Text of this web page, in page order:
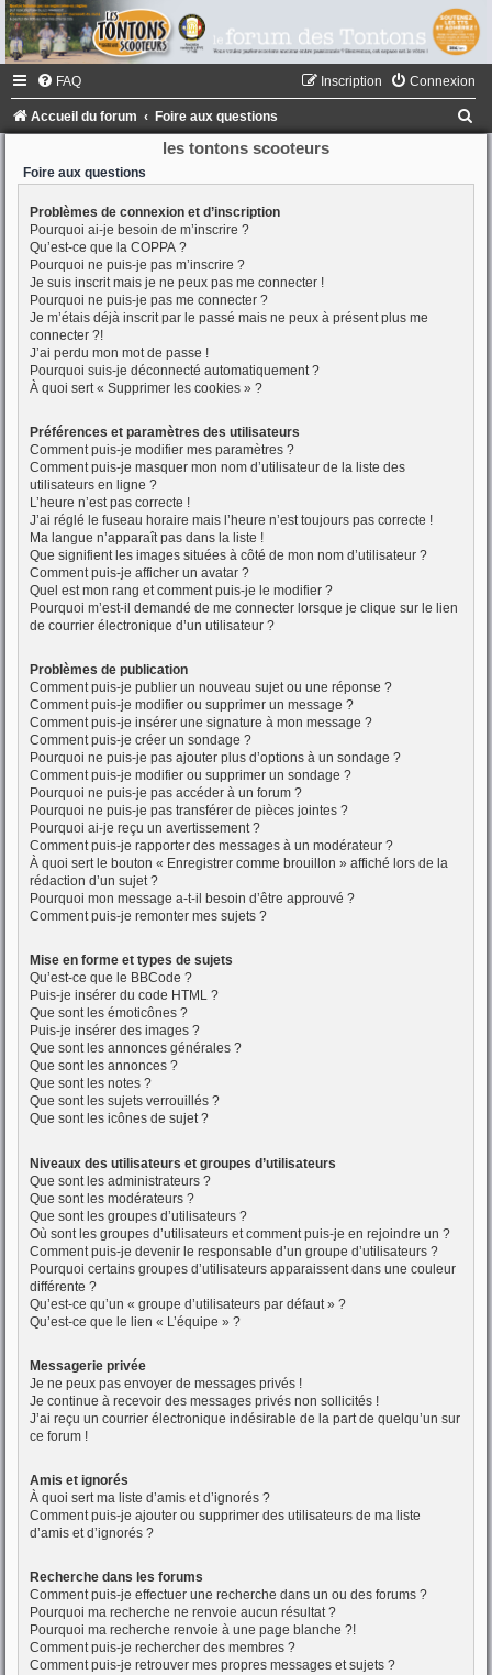
FAQ Connexion
Inscription
Accueil du forum Foire aux questions
les tontons scooteurs
Foire aux questions
Problèmes de connexion et d’inscription
Pourquoi ai-je besoin de m’inscrire ?
Qu’est-ce que la COPPA ?
Pourquoi ne puis-je pas m’inscrire ?
Je suis inscrit mais je ne peux pas me connecter !
Pourquoi ne puis-je pas me connecter ?
Je m’étais déjà inscrit par le passé mais ne peux à présent plus me
connecter ?!
J’ai perdu mon mot de passe !
Pourquoi suis-je déconnecté automatiquement ?
À quoi sert « Supprimer les cookies » ?
Préférences et paramètres des utilisateurs
Comment puis-je modifier mes paramètres ?
Comment puis-je masquer mon nom d’utilisateur de la liste des
utilisateurs en ligne ?
L’heure n’est pas correcte !
J’ai réglé le fuseau horaire mais l’heure n’est toujours pas correcte !
Ma langue n’apparaît pas dans la liste !
Que signifient les images situées à côté de mon nom d’utilisateur ?
Comment puis-je afficher un avatar ?
Quel est mon rang et comment puis-je le modifier ?
Pourquoi m’est-il demandé de me connecter lorsque je clique sur le lien
de courrier électronique d’un utilisateur ?
Problèmes de publication
Comment puis-je publier un nouveau sujet ou une réponse ?
Comment puis-je modifier ou supprimer un message ?
Comment puis-je insérer une signature à mon message ?
Comment puis-je créer un sondage ?
Pourquoi ne puis-je pas ajouter plus d’options à un sondage ?
Comment puis-je modifier ou supprimer un sondage ?
Pourquoi ne puis-je pas accéder à un forum ?
Pourquoi ne puis-je pas transférer de pièces jointes ?
Pourquoi ai-je reçu un avertissement ?
Comment puis-je rapporter des messages à un modérateur ?
À quoi sert le bouton « Enregistrer comme brouillon » affiché lors de la
rédaction d’un sujet ?
Pourquoi mon message a-t-il besoin d’être approuvé ?
Comment puis-je remonter mes sujets ?
Mise en forme et types de sujets
Qu’est-ce que le BBCode ?
Puis-je insérer du code HTML ?
Que sont les émoticônes ?
Puis-je insérer des images ?
Que sont les annonces générales ?
Que sont les annonces ?
Que sont les notes ?
Que sont les sujets verrouillés ?
Que sont les icônes de sujet ?
Niveaux des utilisateurs et groupes d’utilisateurs
Que sont les administrateurs ?
Que sont les modérateurs ?
Que sont les groupes d’utilisateurs ?
Où sont les groupes d’utilisateurs et comment puis-je en rejoindre un ?
Comment puis-je devenir le responsable d’un groupe d’utilisateurs ?
Pourquoi certains groupes d’utilisateurs apparaissent dans une couleur
différente ?
Qu’est-ce qu’un « groupe d’utilisateurs par défaut » ?
Qu’est-ce que le lien « L’équipe » ?
Messagerie privée
Je ne peux pas envoyer de messages privés !
Je continue à recevoir des messages privés non sollicités !
J’ai reçu un courrier électronique indésirable de la part de quelqu’un sur
ce forum !
Amis et ignorés
À quoi sert ma liste d’amis et d’ignorés ?
Comment puis-je ajouter ou supprimer des utilisateurs de ma liste
d’amis et d’ignorés ?
Recherche dans les forums
Comment puis-je effectuer une recherche dans un ou des forums ?
Pourquoi ma recherche ne renvoie aucun résultat ?
Pourquoi ma recherche renvoie à une page blanche ?!
Comment puis-je rechercher des membres ?
Comment puis-je retrouver mes propres messages et sujets ?